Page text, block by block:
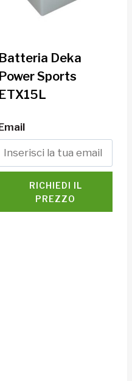
Batteria Deka
Power Sports
ETX15L
RICHIEDI IL
PREZZO